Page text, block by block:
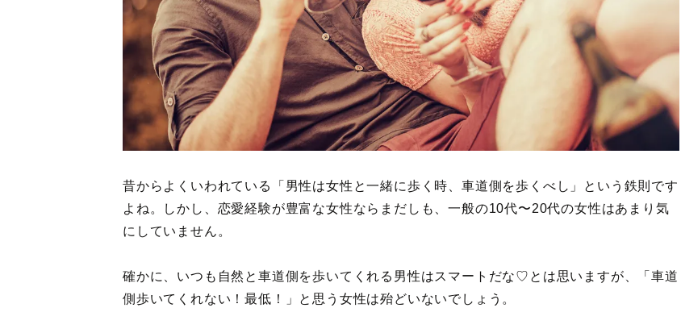
昔からよくいわれている「男性は女性と一緒に歩く時、車道側を歩くべし」という鉄則です
よね。しかし、恋愛経験が豊富な女性ならまだしも、一般の10代〜20代の女性はあまり気
にしていません。
確かに、いつも自然と車道側を歩いてくれる男性はスマートだな♡とは思いますが、「車道
側歩いてくれない！最低！」と思う女性は殆どいないでしょう。